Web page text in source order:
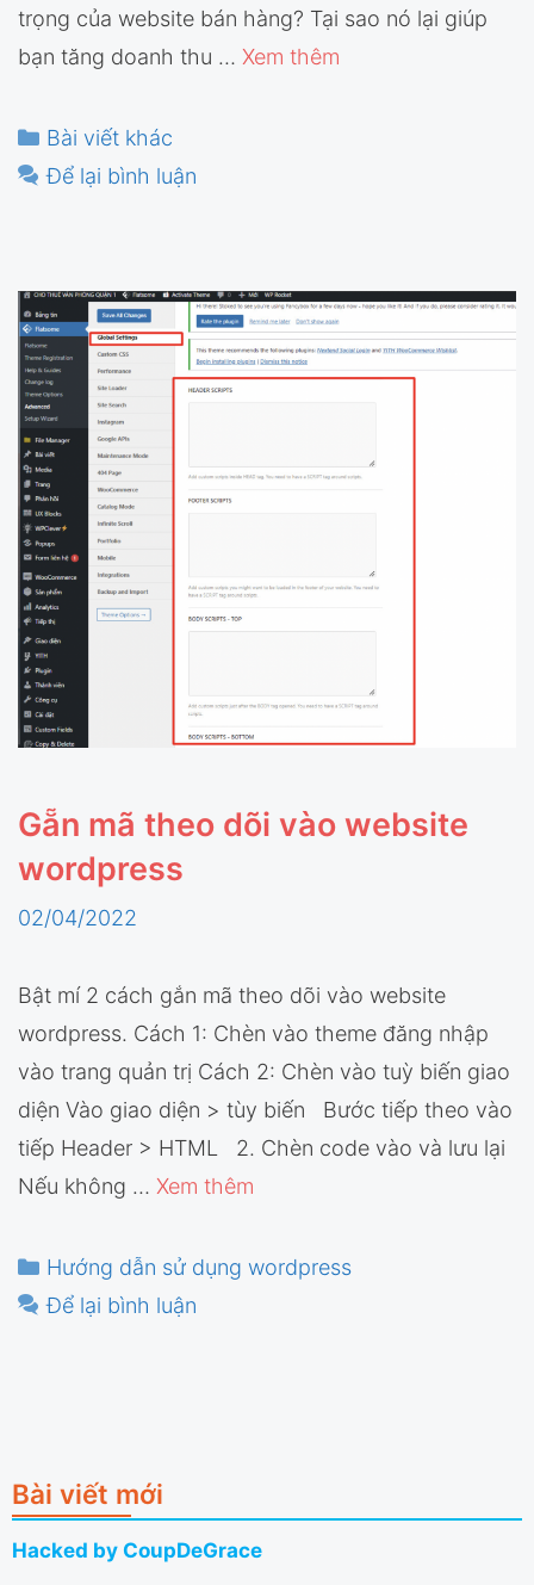
trọng của website bán hàng? Tại sao nó lại giúp
bạn tăng doanh thu … Xem thêm
Danh
mục
Bài viết khác
Để lại bình luận
Gẵn mã theo dõi vào website
wordpress
02/04/2022
Bật mí 2 cách gắn mã theo dõi vào website
wordpress. Cách 1: Chèn vào theme đăng nhập
vào trang quản trị Cách 2: Chèn vào tuỳ biến giao
diện Vào giao diện > tùy biến Bước tiếp theo vào
tiếp Header > HTML 2. Chèn code vào và lưu lại
Nếu không … Xem thêm
Danh
mục
Hướng dẫn sử dụng wordpress
Để lại bình luận
Bài viết mới
Hacked by CoupDeGrace